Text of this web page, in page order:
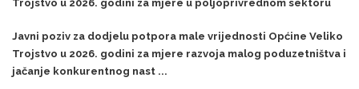
Trojstvo u 2026. godini za mjere u poljoprivrednom sektoru
Javni poziv za dodjelu potpora male vrijednosti Općine Veliko
Trojstvo u 2026. godini za mjere razvoja malog poduzetništva i
jačanje konkurentnog nast ...